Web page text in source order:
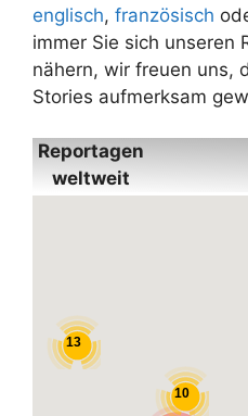
englisch, französisch
immer Sie sich unseren
nähern, wir freuen uns,
Stories aufmerksam
Reportagen
weltweit
13
10